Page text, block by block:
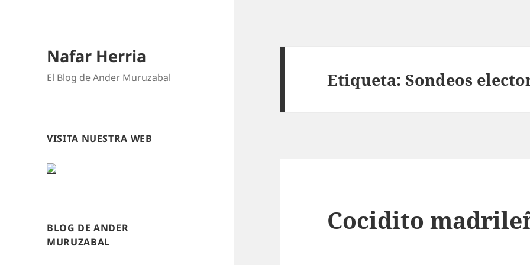
Nafar Herria
El Blog de Ander Muruzabal
VISITA NUESTRA WEB
BLOG DE ANDER
MURUZABAL
Etiqueta:Sondeos
Cocidito